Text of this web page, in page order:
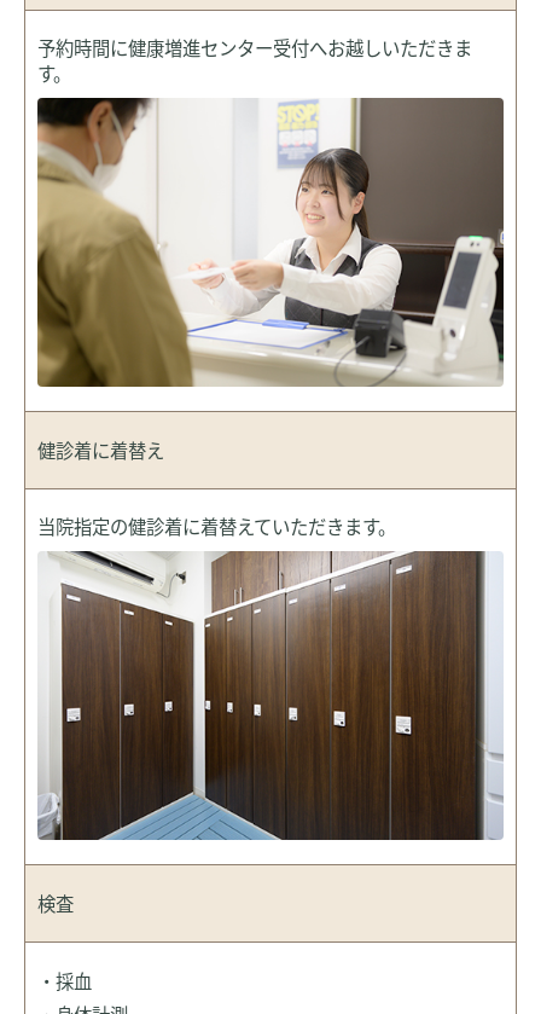
予約時間に健康増進センター受付へお越しいただきま
す。
健診着に着替え
当院指定の健診着に着替えていただきます。
検査
・採血